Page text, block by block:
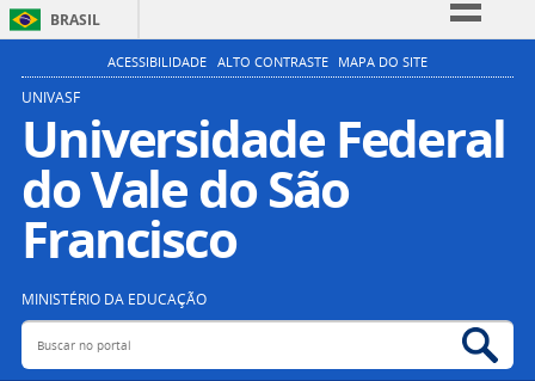
BRASIL
Simplifique!
Participe
Acesso à informação
Legislação
ACESSIBILIDADE ALTO CONTRASTE MAPA DO SITE
UNIVASF
Universidade Federal
do Vale do São
Francisco
MINISTÉRIO DA EDUCAÇÃO
Buscar no portal